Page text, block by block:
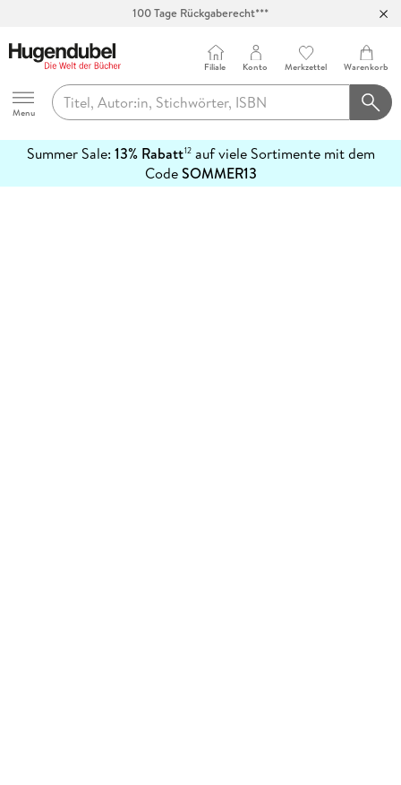
100 Tage Rückgaberecht***
Hugendubel
Menu
Filiale Konto Merkzettel Warenkorb
Summer Sale: 13% Rabatt12auf viele Sortimente mit dem
CodeSOMMER13
erfahren